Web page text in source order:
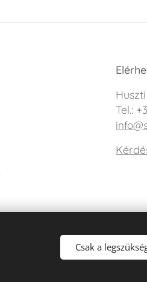
Tel.:
Csak a